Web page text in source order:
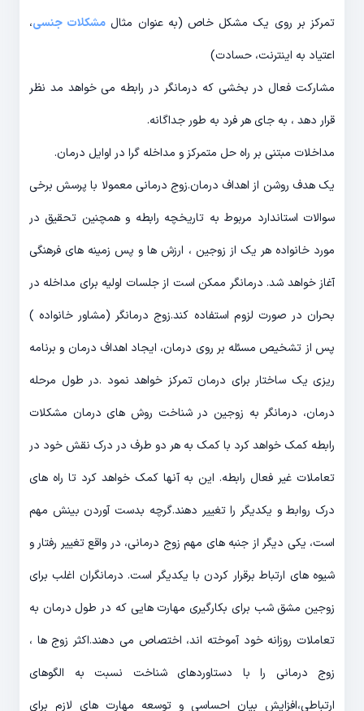
تمرکز بر روی یک مشکل خاص (به عنوان مثال مشکلات جنسی،
اعتیاد به اینترنت، حسادت)
مشارکت فعال در بخشی که درمانگر در رابطه می خواهد مد نظر
قرار دهد ، به جای هر فرد به طور جداگانه.
مداخلات مبتنی بر راه حل متمرکز و مداخله گرا در اوایل درمان.
یک هدف روشن از اهداف درمان.زوج درمانی معمولا با پرسش برخی
سوالات استاندارد مربوط به تاریخچه رابطه و همچنین تحقیق در
مورد خانواده هر یک از زوجین ، ارزش ها و پس زمینه های فرهنگی
آغاز خواهد شد. درمانگر ممکن است از جلسات اولیه برای مداخله در
بحران در صورت لزوم استفاده کند.زوج درمانگر (مشاور خانواده )
پس از تشخیص مسئله بر روی درمان، ایجاد اهداف درمان و برنامه
ریزی یک ساختار برای درمان تمرکز خواهد نمود .در طول مرحله
درمان، درمانگر به زوجین در شناخت روش های درمان مشکلات
رابطه کمک خواهد کرد با کمک به هر دو طرف در درک نقش خود در
تعاملات غیر فعال رابطه. این به آنها کمک خواهد کرد تا راه های
درک روابط و یکدیگر را تغییر دهند.گرچه بدست آوردن بینش مهم
است، یکی دیگر از جنبه های مهم زوج درمانی، در واقع تغییر رفتار و
شیوه های ارتباط برقرار کردن با یکدیگر است. درمانگران اغلب برای
زوجین مشق شب برای بکارگیری مهارت هایی که در طول درمان به
تعاملات روزانه خود آموخته اند، اختصاص می دهند.اکثر زوج ها ،
زوج درمانی را با دستاوردهای شناخت نسبت به الگوهای
ارتباطی،افزایش بیان احساسی و توسعه مهارت های لازم برای